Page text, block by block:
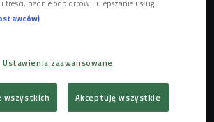
"W głębi lasu"
Grzegorz Damięcki, Hubert
Grochowska i Wiktoria Filus.
są w dwóch wymiarach czasowych:
badnie odbiorców i ulepszanie usług.
Ustawienia zaawansowane
wszystkich Akceptuję wszystkie